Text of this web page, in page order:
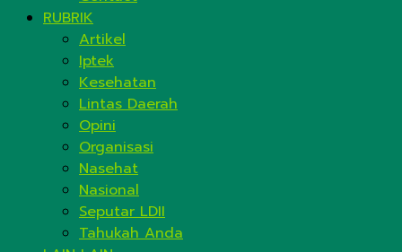
RUBRIK
Artikel
Iptek
Kesehatan
Lintas Daerah
Opini
Organisasi
Nasehat
Nasional
Seputar LDII
Tahukah Anda